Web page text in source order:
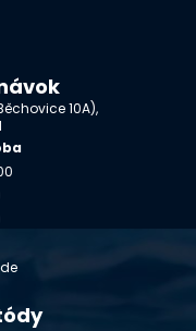
10A),